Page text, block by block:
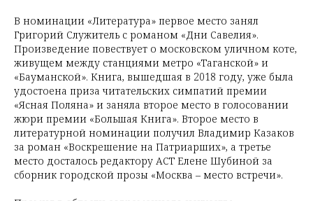
В номинации «Литература» первое место занял
Григорий Служитель с романом «Дни Савелия».
Произведение повествует о московском уличном коте,
живущем между станциями метро «Таганской» и
«Бауманской». Книга, вышедшая в 2018 году, уже была
удостоена приза читательских симпатий премии
«Ясная Поляна» и заняла второе место в голосовании
жюри премии «Большая Книга». Второе место в
литературной номинации получил Владимир Казаков
за роман «Воскрешение на Патриарших», а третье
место досталось редактору АСТ Елене Шубиной за
сборник городской прозы «Москва – место встречи».